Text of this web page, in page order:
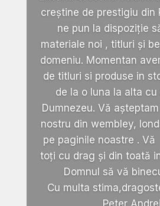
creștine de prestigiu din
ne pun la dispoziție
materiale noi , titluri și
domeniu. Momentan
de titluri si produse in
de la o luna la alta cu
Dumnezeu. Vă
nostru din wembley,
pe paginile noastre .
toți cu drag și din toată
Domnul să vă
Cu multa